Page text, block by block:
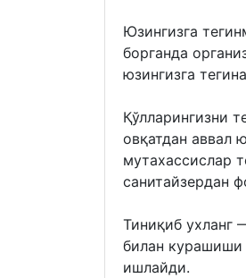
Юзингизга
борганда
юзингизга
Қўлларингизни
овқатдан аввал
мутахассислар
санитайзердан
Тиниқиб ухланг
билан курашиши
ишлайди.